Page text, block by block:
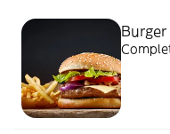
Burger